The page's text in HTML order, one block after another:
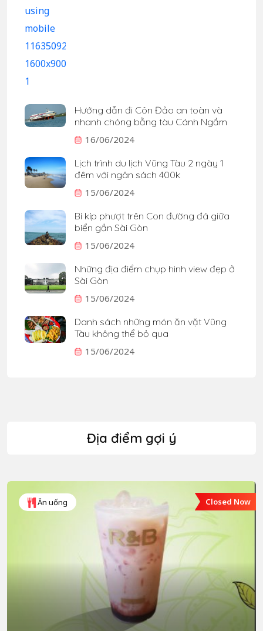
Hướng dẫn đi Côn Đảo an toàn và
nhanh chóng bằng tàu Cánh Ngầm
16/06/2024
Lịch trình du lịch Vũng Tàu 2 ngày 1
đêm với ngân sách 400k
15/06/2024
Bí kíp phượt trên Con đường đá giữa
biển gần Sài Gòn
15/06/2024
Những địa điểm chụp hình view đẹp ở
Sài Gòn
15/06/2024
Danh sách những món ăn vặt Vũng
Tàu không thể bỏ qua
15/06/2024
Địa điểm gợi ý
Ăn uống Closed Now